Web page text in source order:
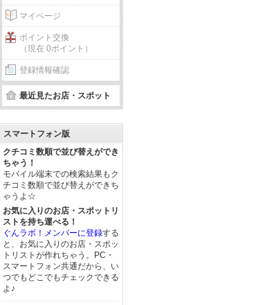
マイページ
ポイント交換
（現在 0ポイント）
登録情報確認
最近見たお店・スポット
スマートフォン版
クチコミ数順で並び替えができ
ちゃう！
モバイル端末での検索結果もク
チコミ数順で並び替えができち
ゃうよ☆
お気に入りのお店・スポットリ
ストを持ち運べる！
ぐんラボ！メンバーに登録する
と、お気に入りのお店・スポッ
トリストが作れちゃう。PC・
スマートフォン共通だから、い
つでもどこでもチェックできる
よ♪